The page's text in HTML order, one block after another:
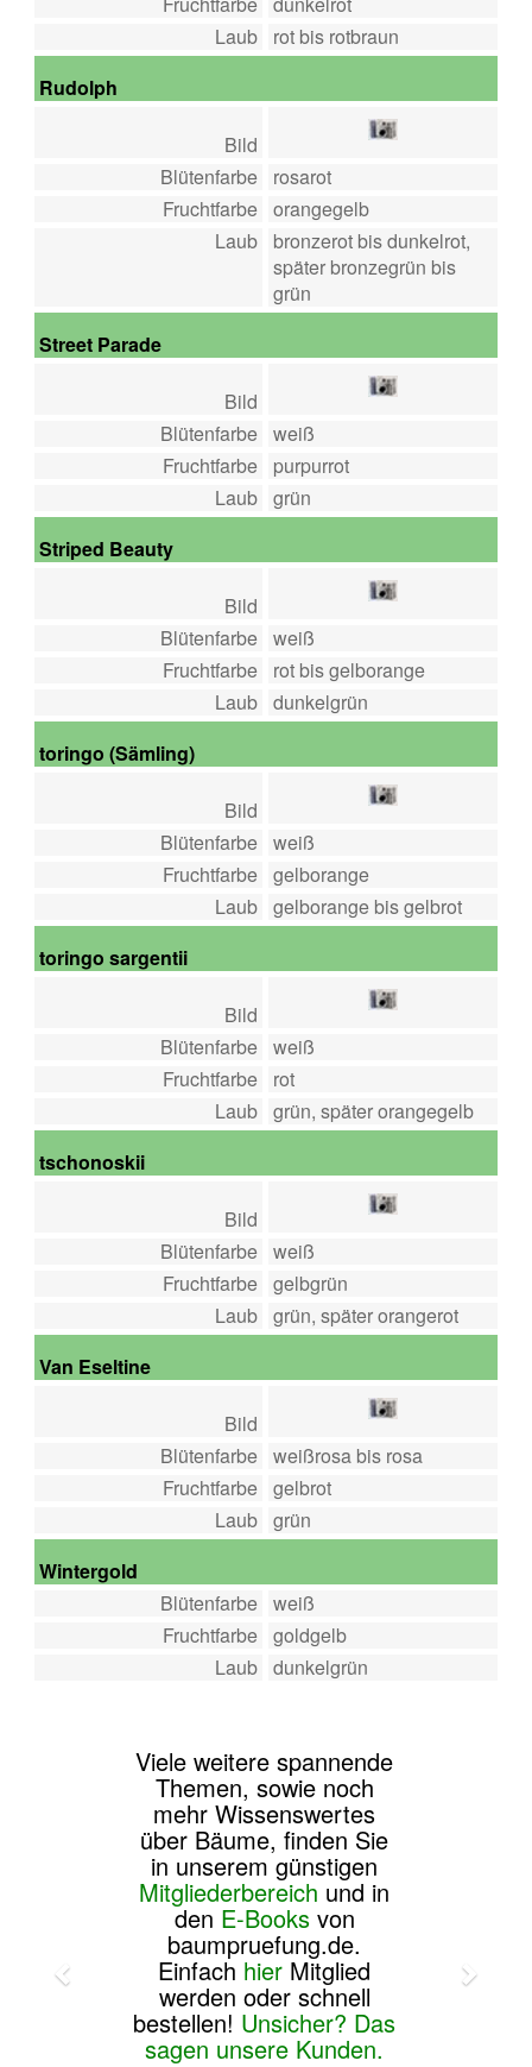
Laub
rot bis rotbraun
Rudolph
Bild
Blütenfarbe
rosarot
Fruchtfarbe orangegelb
Laub
bronzerot bis dunkelrot,
später bronzegrün bis
grün
Street Parade
Bild
Blütenfarbe weiß
Fruchtfarbe
purpurrot
Laub grün
Striped Beauty
Bild
Blütenfarbe weiß
Fruchtfarbe
rot bis gelborange
Laub dunkelgrün
toringo (Sämling)
Bild
Blütenfarbe weiß
Fruchtfarbe gelborange
Laub gelborange bis gelbrot
toringo sargentii
Bild
Blütenfarbe weiß
Fruchtfarbe
rot
Laub grün, später orangegelb
tschonoskii
Bild
Blütenfarbe weiß
Fruchtfarbe gelbgrün
Laub grün, später orangerot
Van Eseltine
Bild
Blütenfarbe weißrosa bis rosa
Fruchtfarbe gelbrot
Laub grün
Wintergold
Blütenfarbe weiß
Fruchtfarbe goldgelb
Laub dunkelgrün
Viele weitere spannende
Themen, sowie noch
mehr Wissenswertes
über Bäume, finden Sie
in unserem günstigen
Mitgliederbereich und in
den E-Booksvon
baumpruefung.de.
Einfach hier Mitglied
werden oder schnell
bestellen! Unsicher? Das
sagen unsere Kunden.